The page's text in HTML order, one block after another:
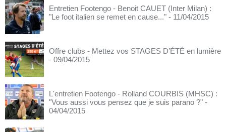
Entretien Footengo - Benoit CAUET (Inter Milan) :
"Le foot italien se remet en cause..." - 11/04/2015
Offre clubs - Mettez vos STAGES D’ÉTÉ en lumière
- 09/04/2015
L'entretien Footengo - Rolland COURBIS (MHSC) :
"Vous aussi vous pensez que je suis parano ?" -
04/04/2015